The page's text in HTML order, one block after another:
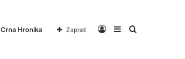
Crna Hronika Pretraga
Sidebar
Log
Zaprati